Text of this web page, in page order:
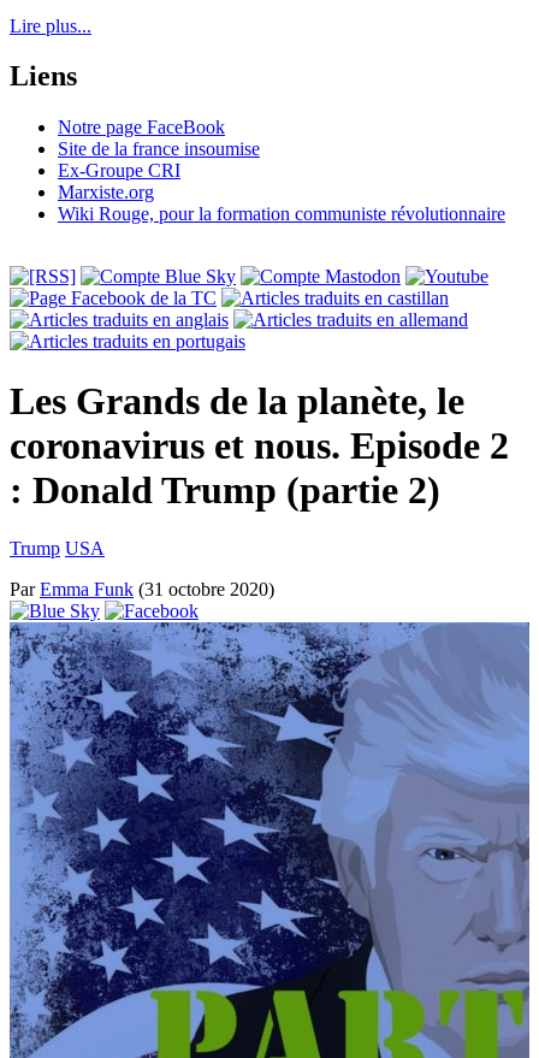
Lire plus...
Liens
Notre page FaceBook
Site de la france insoumise
Ex-Groupe CRI
Marxiste.org
Wiki Rouge, pour la formation communiste révolutionnaire
Les Grands de la planète, le
coronavirus et nous. Episode 2
: Donald Trump (partie 2)
Trump USA
ParEmma Funk (31 octobre 2020)